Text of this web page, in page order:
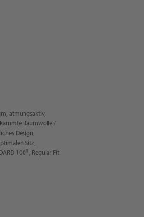
atmungsaktiv,
Baumwolle /
Design,
Sitz,
100®, Regular Fit